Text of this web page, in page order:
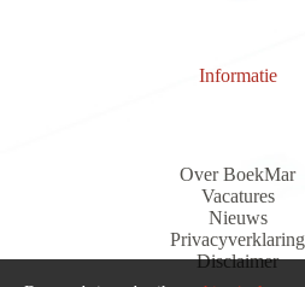
Informatie
Over BoekMar
Vacatures
Nieuws
Privacyverklaring
Disclaimer